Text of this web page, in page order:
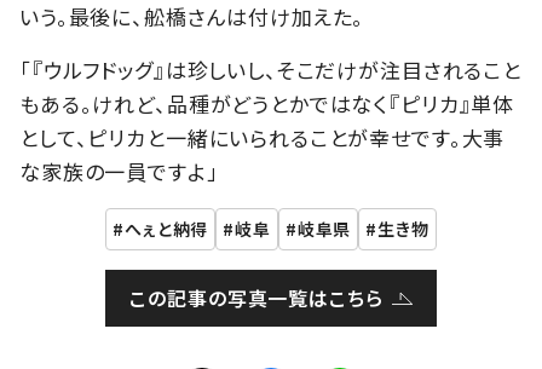
いう。最後に、舩橋さんは付け加えた。
「『ウルフドッグ』は珍しいし、そこだけが注目されること
もある。けれど、品種がどうとかではなく『ピリカ』単体
として、ピリカと一緒にいられることが幸せです。大事
な家族の一員ですよ」
へぇと納得 岐阜 岐阜県 生き物
この記事の写真一覧はこちら